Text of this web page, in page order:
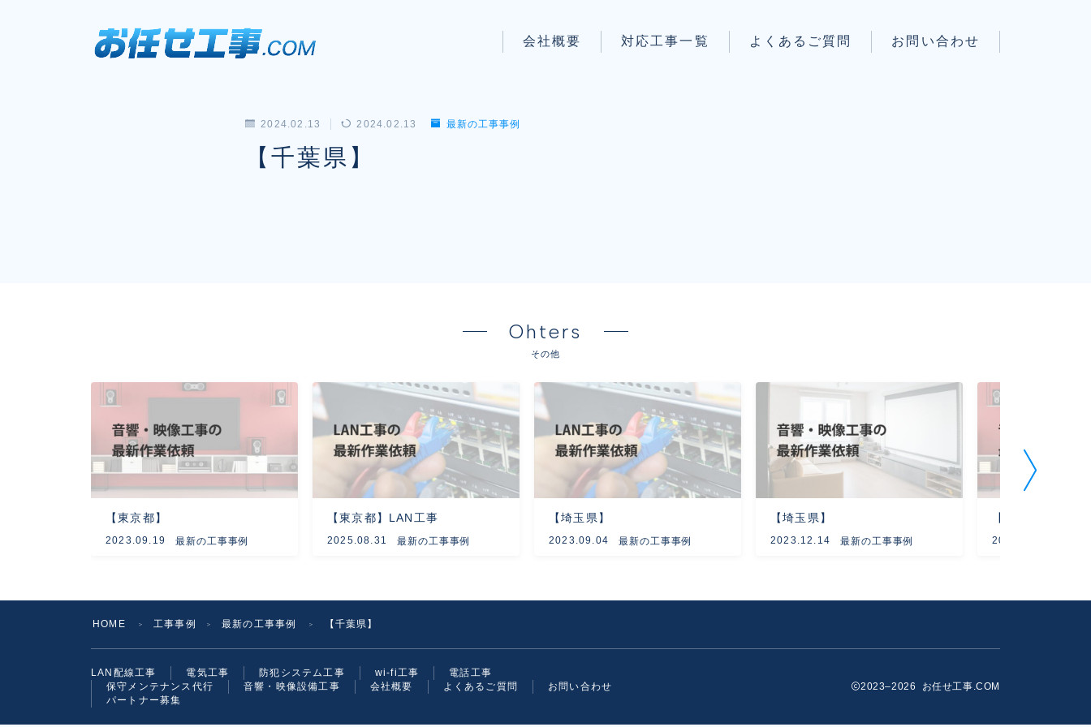
会社概要 対応工事一覧 よくあるご質問 お問い合わせ
2024.02.13 2024.02.13 最新の工事事例
【千葉県】
Ohters
その他
【東京都】
2023.09.19 最新の工事事例
【東京都】LAN工事
2025.08.31 最新の工事事例
【埼玉県】
2023.09.04 最新の工事事例
【埼玉県】
2023.12.14 最新の工事事例 2023.09.12
HOME ＞ 工事事例 ＞ 最新の工事事例 ＞ 【千葉県】
LAN配線工事 電気工事 防犯システム工事 wi-fi工事
電話工事
保守メンテナンス代行
音響・映像設備工事 会社概要 よくあるご質問
お問い合わせ
パートナー募集
2023–2026 お任せ工事.COM